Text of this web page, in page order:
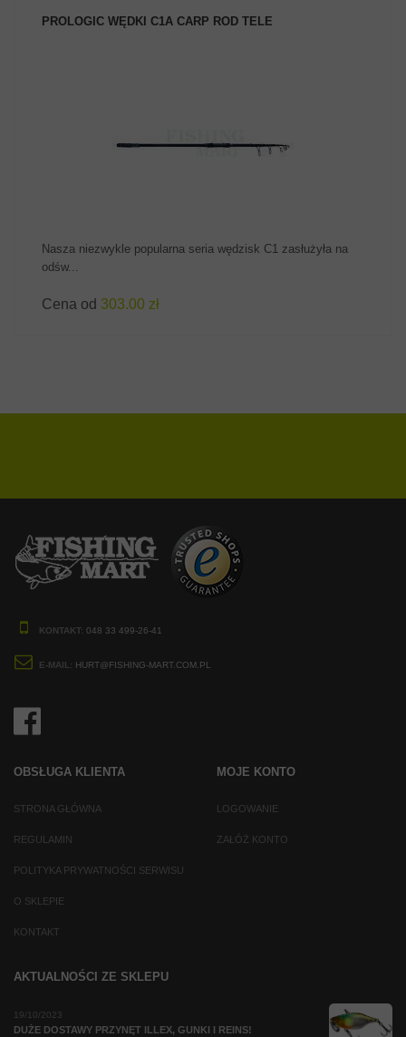
PROLOGIC WĘDKI C1Α CARP ROD TELE
Nasza niezwykle popularna seria wędzisk C1 zasłużyła na
odśw...
Cena od 303.00 zł
KONTAKT: 048 33 499-26-41
E-MAIL: HURT@FISHING-MART.COM.PL
OBSŁUGA KLIENTA
STRONA GŁÓWNA
REGULAMIN
POLITYKA PRYWATNOŚCI SERWISU
O SKLEPIE
KONTAKT
MOJE KONTO
LOGOWANIE
ZAŁÓŻ KONTO
AKTUALNOŚCI ZE SKLEPU
19/10/2023
DUŻE DOSTAWY PRZYNĘT ILLEX, GUNKI I REINS!